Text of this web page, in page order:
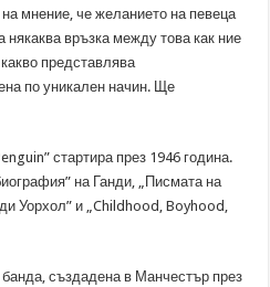
мнение, че желанието на певеца
връзка между това как ние
представлява
по уникален начин. Ще
стартира през 1946 година.
на Ганди, „Писмата на
Уорхол” и „Childhood, Boyhood,
банда, създадена в Манчестър през